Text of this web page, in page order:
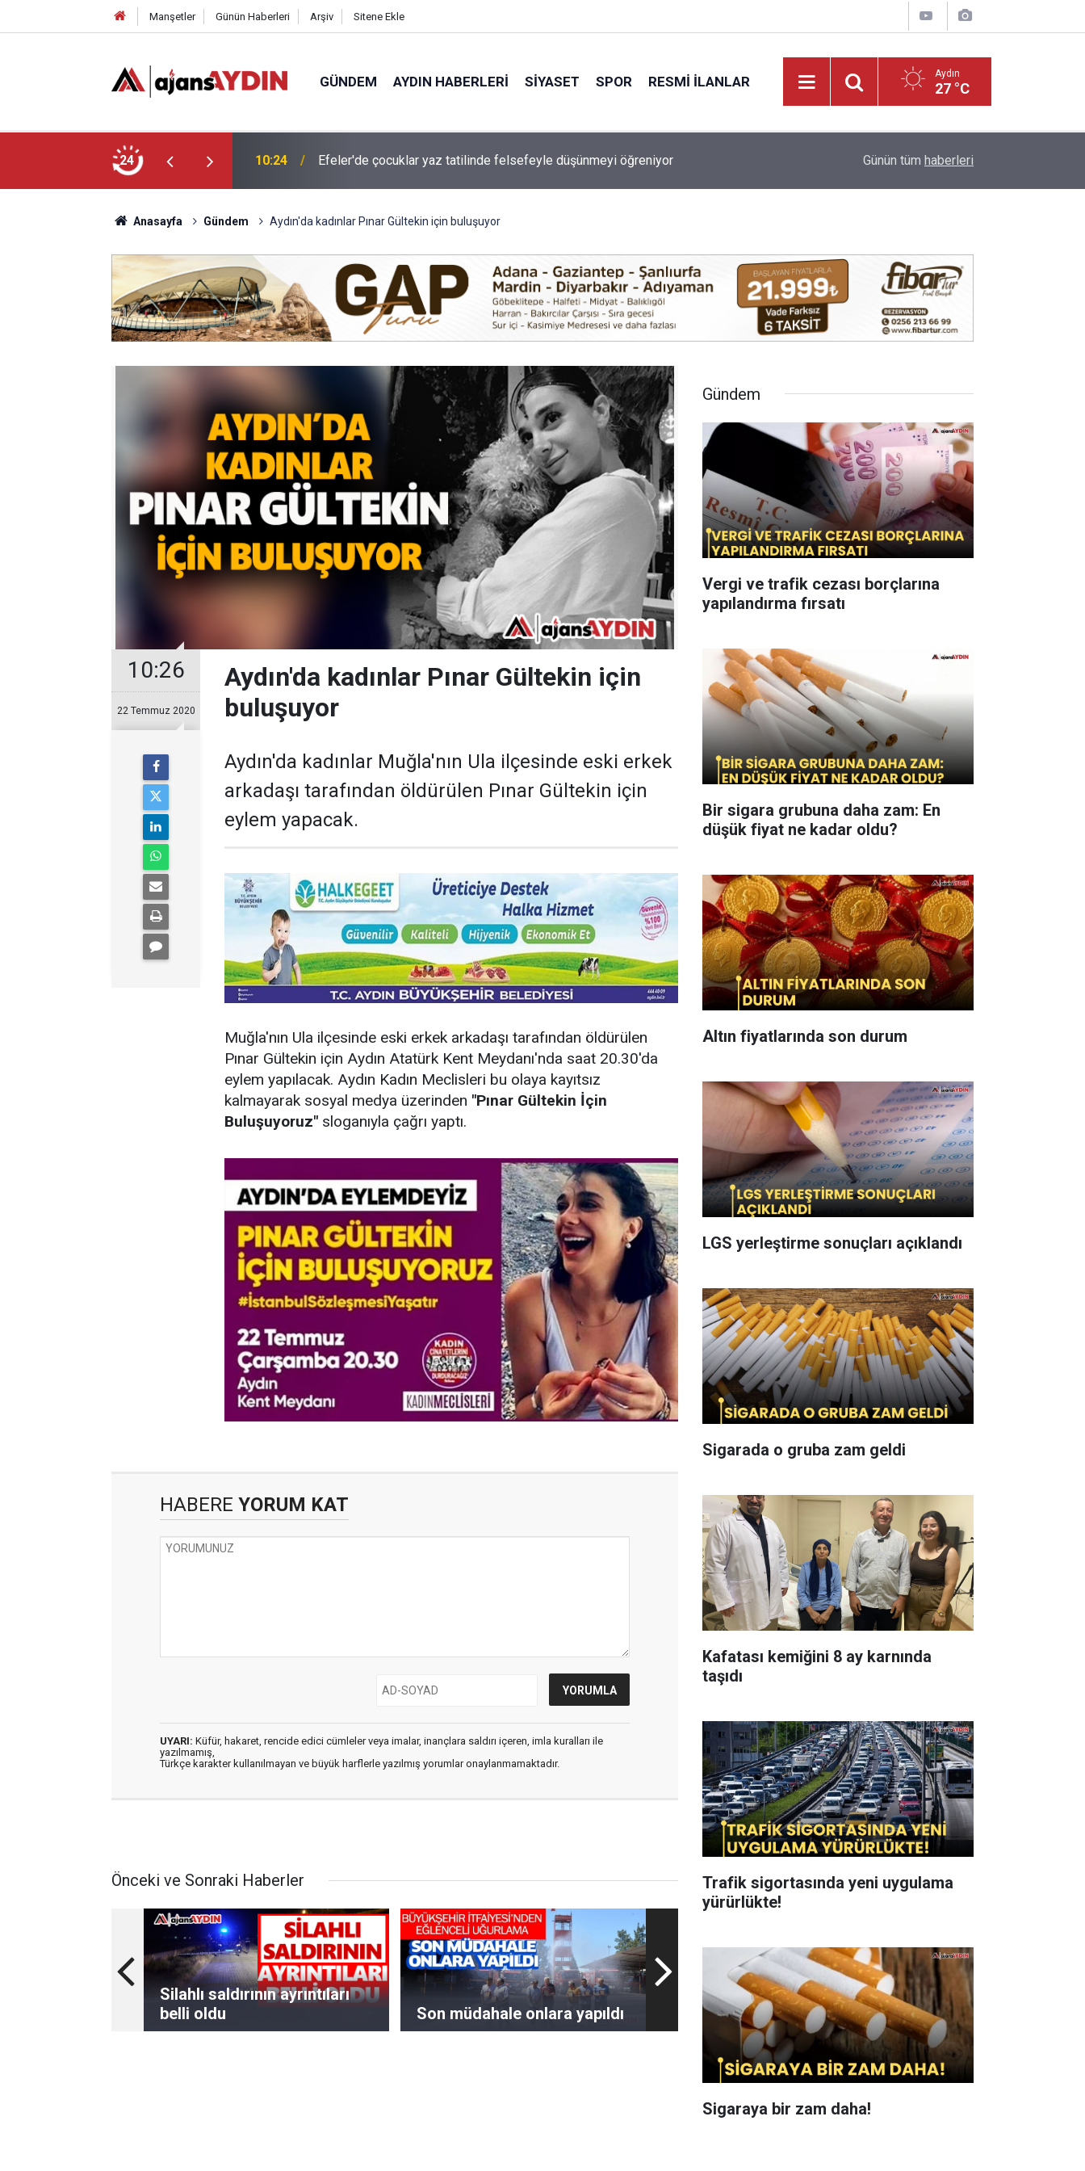
Manşetler Günün Haberleri Arşiv Sitene Ekle
GÜNDEM AYDIN HABERLERI SIYASET SPOR RESMI İLANLAR Aydın
27 °C
24
düşünmeyi öğreniyor 09:36 Aydın’da bugün elektrik kesintisi yaşanacak! Nazilli’nin sevilen ismi Samet vefat etti
Günün tüm haberleri
Anasayfa Gündem Aydın'da kadınlar Pınar Gültekin için buluşuyor
10:26
22 Temmuz 2020
Aydın'da kadınlar Pınar Gültekin için
buluşuyor
Aydın'da kadınlar Muğla'nın Ula ilçesinde eski erkek
arkadaşı tarafından öldürülen Pınar Gültekin için
eylem yapacak.
Muğla'nın Ula ilçesinde eski erkek arkadaşı tarafından öldürülen
Pınar Gültekin için Aydın Atatürk Kent Meydanı'nda saat 20.30'da
eylem yapılacak. Aydın Kadın Meclisleri bu olaya kayıtsız
kalmayarak sosyal medya üzerinden "Pınar Gültekin İçin
Buluşuyoruz" sloganıyla çağrı yaptı.
HABERE YORUM KAT
UYARI: Küfür, hakaret, rencide edici cümleler veya imalar, inançlara saldırı içeren, imla kuralları ile
yazılmamış,
Türkçe karakter kullanılmayan ve büyük harflerle yazılmış yorumlar onaylanmamaktadır.
Önceki ve Sonraki Haberler
Silahlı saldırının ayrıntıları
belli oldu
Son müdahale onlara yapıldı
Gündem
Vergi ve trafik cezası borçlarına
yapılandırma fırsatı
Bir sigara grubuna daha zam: En
düşük fiyat ne kadar oldu?
Altın fiyatlarında son durum
LGS yerleştirme sonuçları açıklandı
Sigarada o gruba zam geldi
Kafatası kemiğini 8 ay karnında
taşıdı
Trafik sigortasında yeni uygulama
yürürlükte!
Sigaraya bir zam daha!